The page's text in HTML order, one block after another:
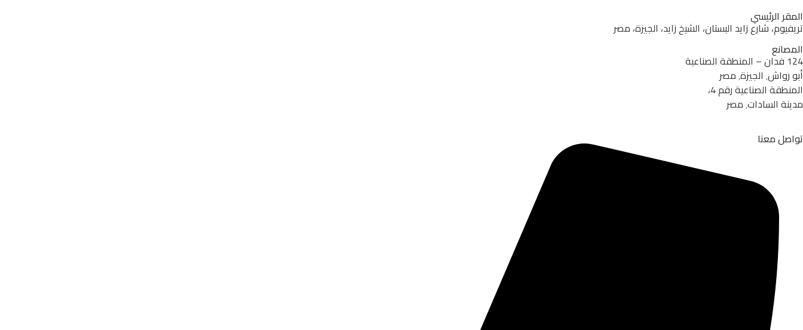
المقر الرئيسي
تريفيوم، شارع زايد البستان، الشيخ زايد، الجيزة، مصر
المصانع
124 فدان – المنطقة الصناعية
أبو رواش٬ الجيزة٬ مصر
المنطقة الصناعية رقم 4،
مدينة السادات٬ مصر
تواصل معنا